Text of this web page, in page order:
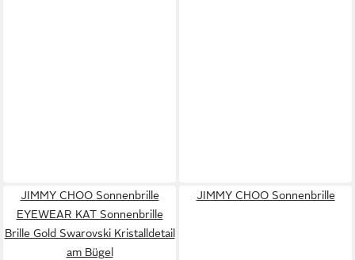
JIMMY CHOO Sonnenbrille
EYEWEAR KAT Sonnenbrille
Brille Gold Swarovski Kristalldetail
am Bügel
JIMMY CHOO Sonnenbrille